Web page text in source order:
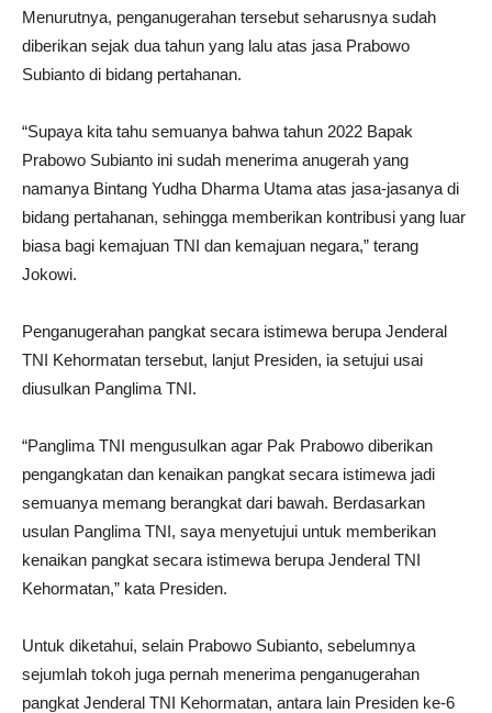
Menurutnya, penganugerahan tersebut seharusnya sudah
diberikan sejak dua tahun yang lalu atas jasa Prabowo
Subianto di bidang pertahanan.
“Supaya kita tahu semuanya bahwa tahun 2022 Bapak
Prabowo Subianto ini sudah menerima anugerah yang
namanya Bintang Yudha Dharma Utama atas jasa-jasanya di
bidang pertahanan, sehingga memberikan kontribusi yang luar
biasa bagi kemajuan TNI dan kemajuan negara,” terang
Jokowi.
Penganugerahan pangkat secara istimewa berupa Jenderal
TNI Kehormatan tersebut, lanjut Presiden, ia setujui usai
diusulkan Panglima TNI.
“Panglima TNI mengusulkan agar Pak Prabowo diberikan
pengangkatan dan kenaikan pangkat secara istimewa jadi
semuanya memang berangkat dari bawah. Berdasarkan
usulan Panglima TNI, saya menyetujui untuk memberikan
kenaikan pangkat secara istimewa berupa Jenderal TNI
Kehormatan,” kata Presiden.
Untuk diketahui, selain Prabowo Subianto, sebelumnya
sejumlah tokoh juga pernah menerima penganugerahan
pangkat Jenderal TNI Kehormatan, antara lain Presiden ke-6